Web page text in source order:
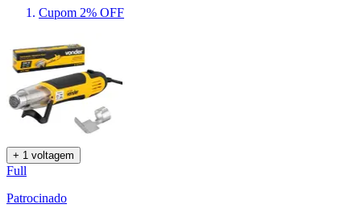
Cupom 2% OFF
+ 1 voltagem
Full
Patrocinado